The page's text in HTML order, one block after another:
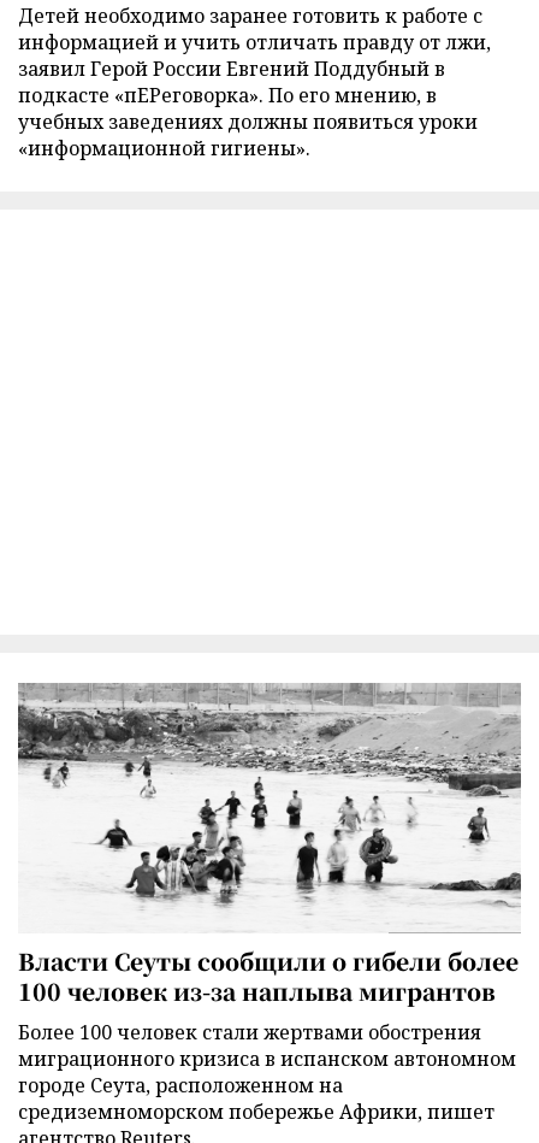
Детей необходимо заранее готовить к работе с
информацией и учить отличать правду от лжи,
заявил Герой России Евгений Поддубный в
подкасте «пЕРеговорка». По его мнению, в
учебных заведениях должны появиться уроки
«информационной гигиены».
Власти Сеуты сообщили о гибели более
100 человек из-за наплыва мигрантов
Более 100 человек стали жертвами обострения
миграционного кризиса в испанском автономном
городе Сеута, расположенном на
средиземноморском побережье Африки, пишет
агентство Reuters.